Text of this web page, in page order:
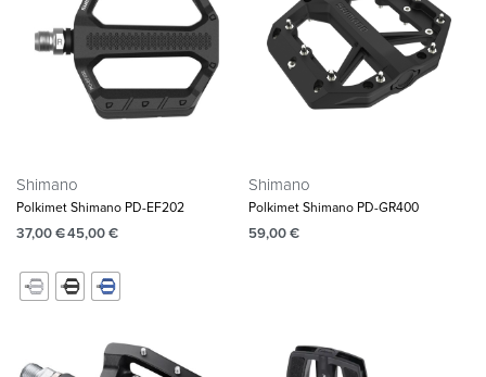
Shimano
Polkimet Shimano PD-EF202
37,00€45,00€
Shimano
Polkimet Shimano PD-GR400
59,00€